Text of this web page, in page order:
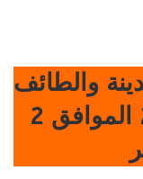
والطائف
الأسبوعية 17 يونيو 2026 الموافق 2